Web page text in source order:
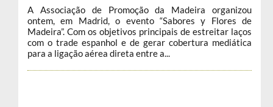
A Associação de Promoção da Madeira organizou
ontem, em Madrid, o evento “Sabores y Flores de
Madeira”. Com os objetivos principais de estreitar laços
com o trade espanhol e de gerar cobertura mediática
para a ligação aérea direta entre a...